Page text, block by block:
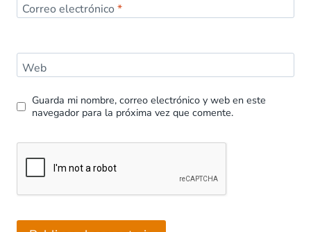
Correo electrónico *
Web
Guarda mi nombre, correo electrónico y web en este
navegador para la próxima vez que comente.